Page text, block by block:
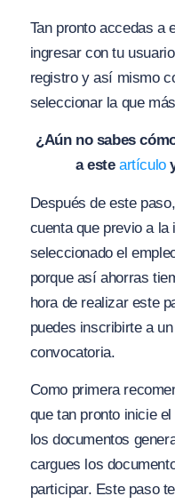
Tan pronto accedas a
ingresar con tu
registro y así mismo
seleccionar la que
¿Aún no sabes
a este artículo
Después de este
cuenta que previo a
seleccionado el
porque así ahorras
hora de realizar este
puedes inscribirte a
convocatoria.
Como primera
que tan pronto inicie
los documentos
cargues los
participar. Este paso